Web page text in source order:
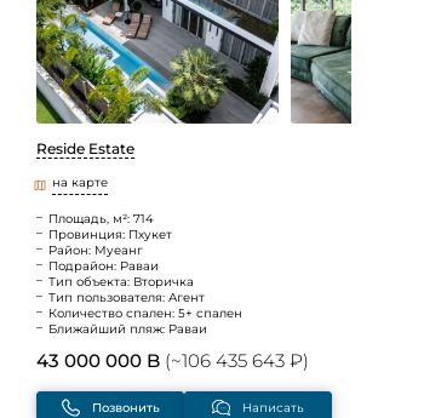
Reside Estate
на карте
Площадь, м²: 714
Провинция: Пхукет
Район: Муеанг
Подрайон: Раваи
Тип объекта: Вторичка
Тип пользователя: Агент
Количество спален: 5+ спален
Ближайший пляж: Раваи
43 000 000 B (~106 435 643 ₽)
Позвонить Написать